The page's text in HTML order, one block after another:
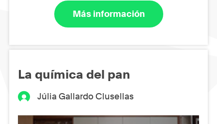
Más información
La química del pan
Júlia Gallardo Clusellas